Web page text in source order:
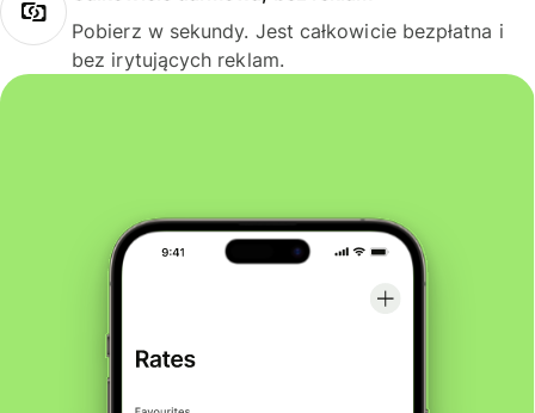
Pobierz w sekundy. Jest całkowicie bezpłatna i
bez irytujących reklam.